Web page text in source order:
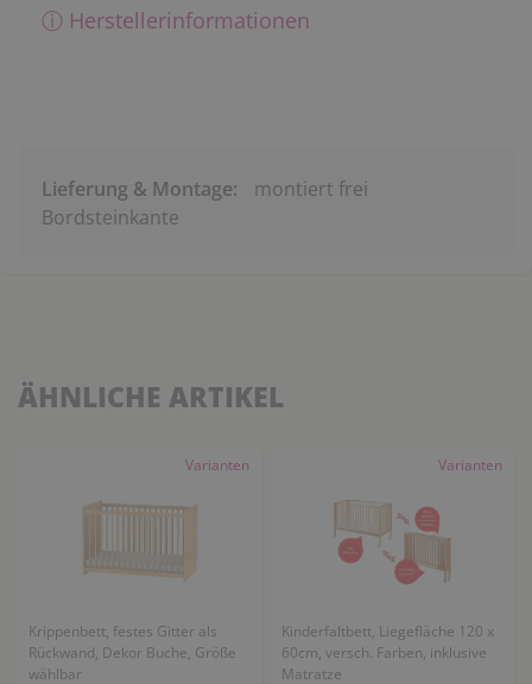
ⓘ Herstellerinformationen
Lieferung & Montage:
montiert frei
Bordsteinkante
ÄHNLICHE ARTIKEL
Varianten
Krippenbett, festes Gitter als
Rückwand, Dekor Buche, Größe
wählbar
Varianten
Kinderfaltbett, Liegefläche 120 x
60cm, versch. Farben, inklusive
Matratze